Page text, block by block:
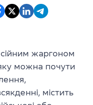
жаргоном
яку можна почути
містить